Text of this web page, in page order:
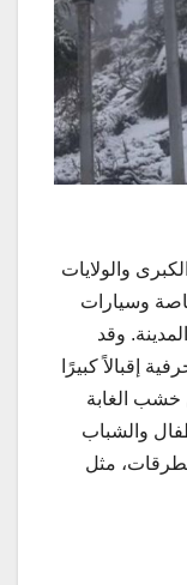
والولايات
وسيارات
وقد
إقبالاً كبيرًا
خشب الغابة
والشباب
مثل